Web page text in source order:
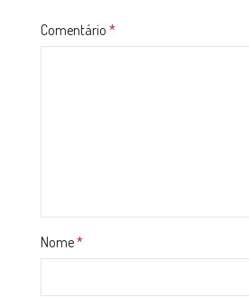
Comentário *
Nome*